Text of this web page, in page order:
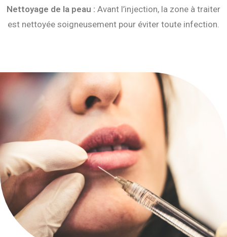
Nettoyage de la peau : Avant l’injection, la zone à traiter
est nettoyée soigneusement pour éviter toute infection.